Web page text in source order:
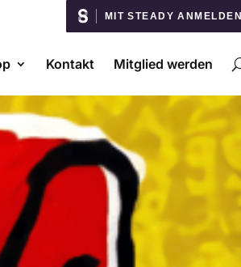
MIT STEADY ANMELDEN
Kontakt Mitglied werden